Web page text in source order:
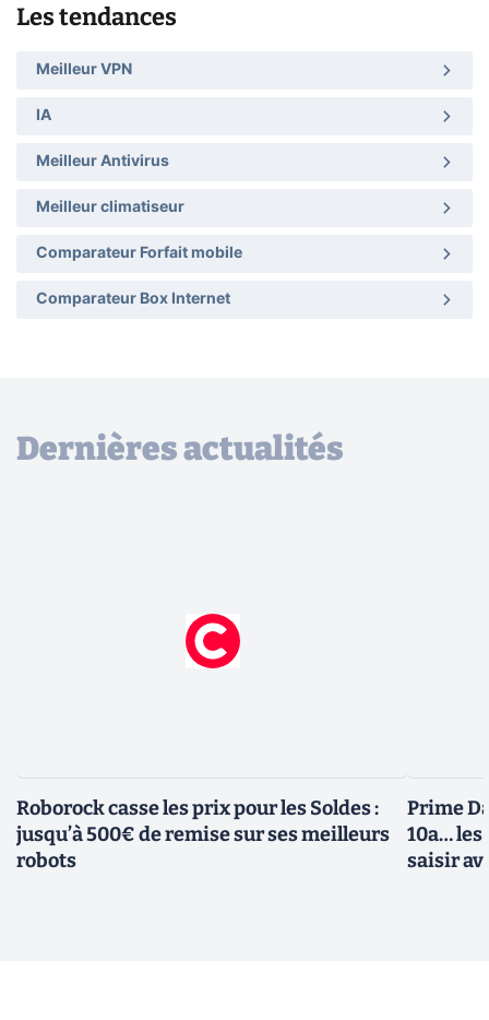
Les tendances
Meilleur VPN
IA
Meilleur Antivirus
Meilleur climatiseur
Comparateur Forfait mobile
Comparateur Box Internet
Dernières actualités
Roborock casse les prix pour les Soldes :
jusqu’à 500€ de remise sur ses meilleurs
robots
Prime
10a…
saisir